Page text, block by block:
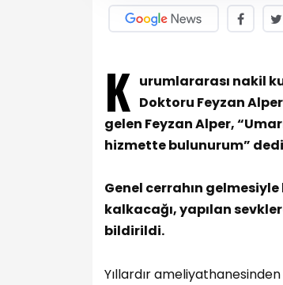
K urumlararası nakil
Doktoru Feyzan
gelen Feyzan Alper,
hizmette bulunurum”
Genel cerrahın
kalkacağı, yapılan
bildirildi.
Yıllardır